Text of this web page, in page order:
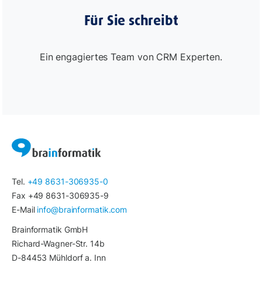
Für Sie schreibt
Ein engagiertes Team von CRM Experten.
Tel. +49 8631-306935-0
Fax +49 8631-306935-9
E-Mail info@brainformatik.com
Brainformatik GmbH
Richard-Wagner-Str. 14b
D-84453 Mühldorf a. Inn